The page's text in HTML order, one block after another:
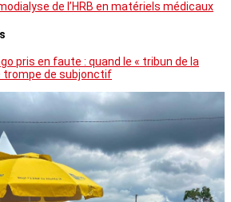
de l’HRB en matériels médicaux
pris en faute : quand le « tribun de la
trompe de subjonctif